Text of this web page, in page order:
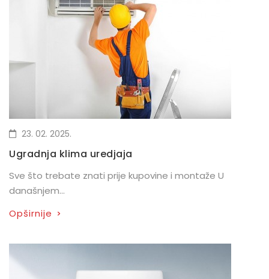
23. 02. 2025.
Ugradnja klima uredjaja
Sve što trebate znati prije kupovine i montaže U
današnjem...
Opširnije >